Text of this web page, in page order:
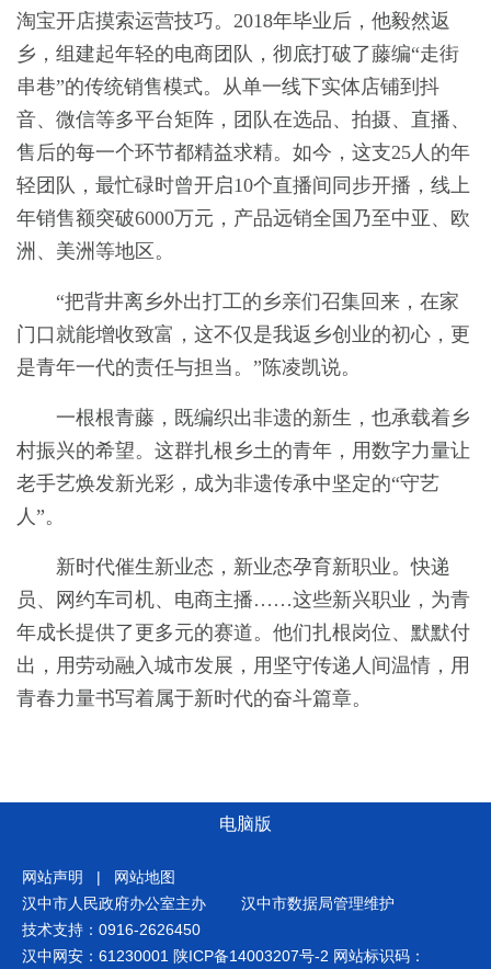
淘宝开店摸索运营技巧。2018年毕业后，他毅然返
乡，组建起年轻的电商团队，彻底打破了藤编“走街
串巷”的传统销售模式。从单一线下实体店铺到抖
音、微信等多平台矩阵，团队在选品、拍摄、直播、
售后的每一个环节都精益求精。如今，这支25人的年
轻团队，最忙碌时曾开启10个直播间同步开播，线上
年销售额突破6000万元，产品远销全国乃至中亚、欧
洲、美洲等地区。
“把背井离乡外出打工的乡亲们召集回来，在家
门口就能增收致富，这不仅是我返乡创业的初心，更
是青年一代的责任与担当。”陈凌凯说。
一根根青藤，既编织出非遗的新生，也承载着乡
村振兴的希望。这群扎根乡土的青年，用数字力量让
老手艺焕发新光彩，成为非遗传承中坚定的“守艺
人”。
新时代催生新业态，新业态孕育新职业。快递
员、网约车司机、电商主播……这些新兴职业，为青
年成长提供了更多元的赛道。他们扎根岗位、默默付
出，用劳动融入城市发展，用坚守传递人间温情，用
青春力量书写着属于新时代的奋斗篇章。
电脑版
网站声明 |
网站地图
汉中市人民政府办公室主办
汉中市数据局管理维护
技术支持：0916-2626450
汉中网安：61230001 陕ICP备14003207号-2 网站标识码：